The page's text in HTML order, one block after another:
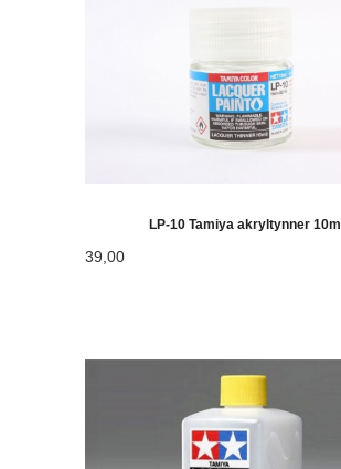
LP-10 Tamiya akryltynner 10ml
39,00